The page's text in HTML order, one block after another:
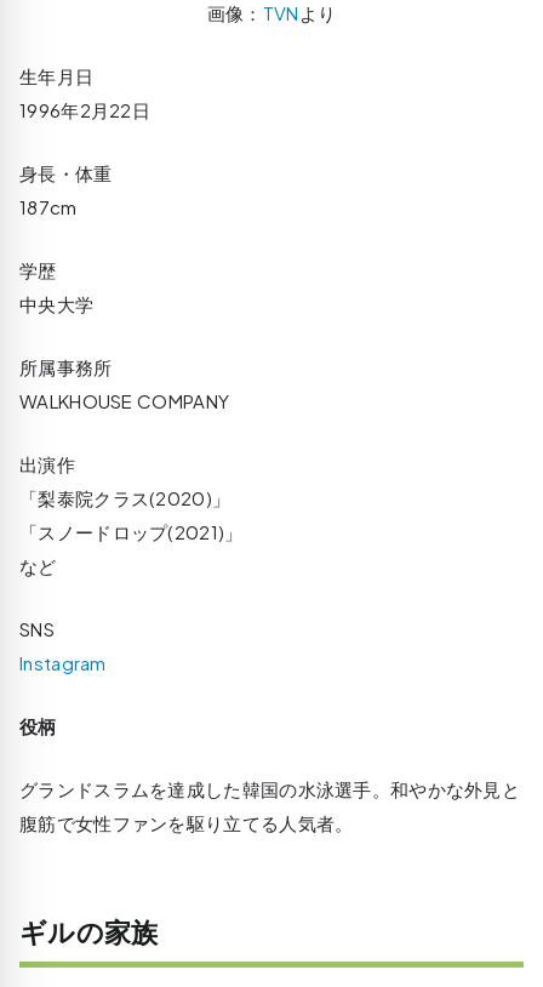
画像： TVN より
生年月日
1996年2月22日
身長・体重
187cm
学歴
中央大学
所属事務所
WALKHOUSE COMPANY
出演作
「梨泰院クラス(2020)」
「スノードロップ(2021)」
など
SNS
Instagram
役柄
グランドスラムを達成した韓国の水泳選手。和やかな外見と
腹筋で女性ファンを駆り立てる人気者。
ギルの家族